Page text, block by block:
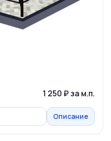
1 250 ₽ за м.п.
Описание